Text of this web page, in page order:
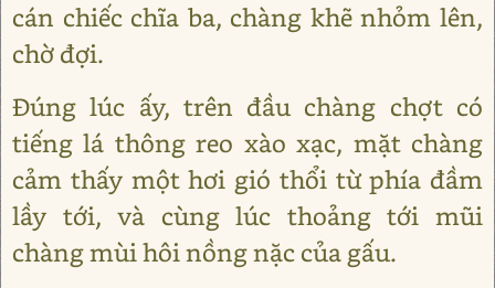
cán chiếc chĩa ba, chàng khẽ nhỏm lên,
chờ đợi.
Đúng lúc ấy, trên đầu chàng chợt có
tiếng lá thông reo xào xạc, mặt chàng
cảm thấy một hơi gió thổi từ phía đầm
lầy tới, và cùng lúc thoảng tới mũi
chàng mùi hôi nồng nặc của gấu.